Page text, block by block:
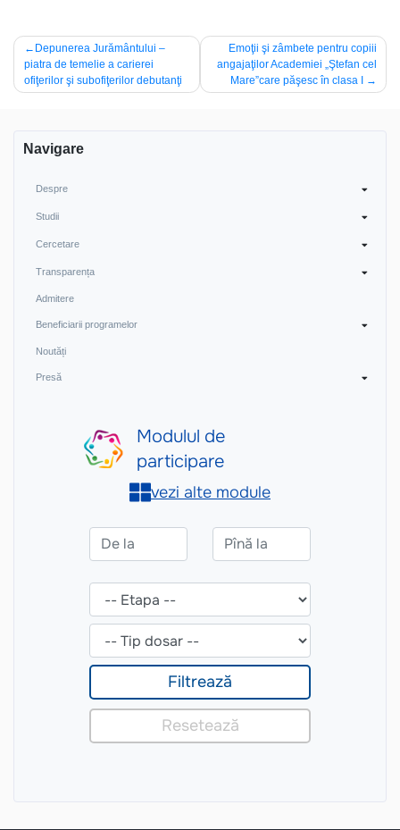
Navigare
în
articole
Depunerea Jurământului –
piatra de temelie a carierei
ofiţerilor şi subofiţerilor debutanţi
Emoţii şi zâmbete pentru copiii
angajaţilor Academiei „Ştefan cel
Mare”care păşesc în clasa I
Navigare
Despre
Studii
Cercetare
Transparența
Admitere
Beneficiarii programelor
Noutăți
Presă